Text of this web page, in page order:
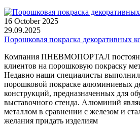
16 October 2025
29.09.2025
Порошковая покраска декоративных
Компания ПНЕВМОПОРТАЛ
клиентов на порошковую покраску
Недавно наши специалисты
порошковой покраске алюминиевых
конструкций, предназначенных для
выставочного стенда. Алюминий
металлом в сравнении с железом и
желания придать изделиям